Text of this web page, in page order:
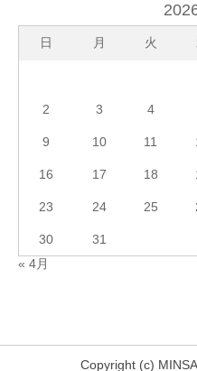
日 月 火
2 3 4
9 10 11
16 17 18
23 24 25
30
31
« 4月
Copyright (c)